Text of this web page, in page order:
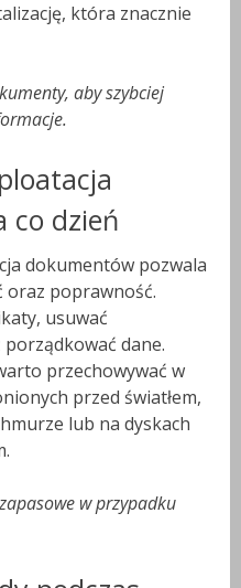
która znacznie
aby szybciej
co dzień
dokumentów pozwala
oraz poprawność.
usuwać
dane.
przechowywać w
przed światłem,
lub na dyskach
w przypadku